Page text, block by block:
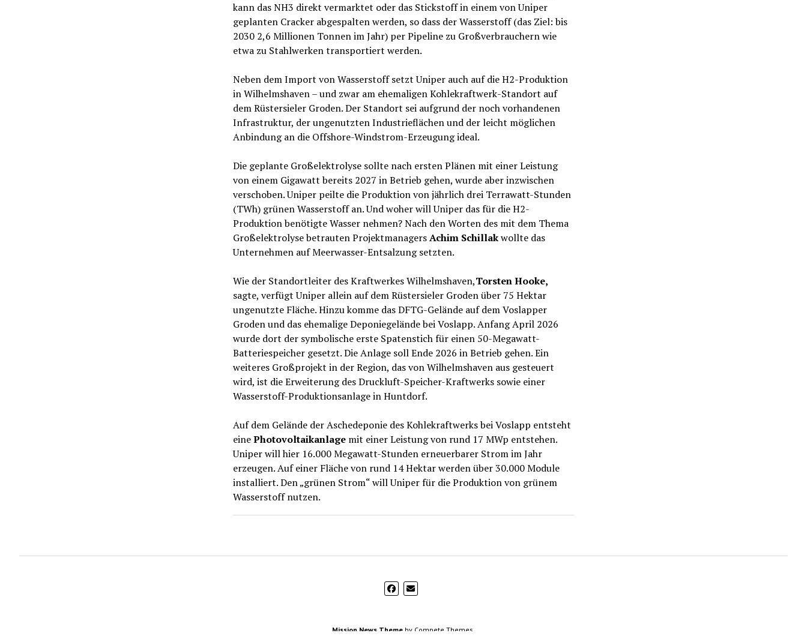
kann das NH3 direkt vermarktet oder das Stickstoff in einem von Uniper
geplanten Cracker abgespalten werden, so dass der Wasserstoff (das Ziel: bis
2030 2,6 Millionen Tonnen im Jahr) per Pipeline zu Großverbrauchern wie
etwa zu Stahlwerken transportiert werden.
Neben dem Import von Wasserstoff setzt Uniper auch auf die H2-Produktion
in Wilhelmshaven – und zwar am ehemaligen Kohlekraftwerk-Standort auf
dem Rüstersieler Groden. Der Standort sei aufgrund der noch vorhandenen
Infrastruktur, der ungenutzten Industrieflächen und der leicht möglichen
Anbindung an die Offshore-Windstrom-Erzeugung ideal.
Die geplante Großelektrolyse sollte nach ersten Plänen mit einer Leistung
von einem Gigawatt bereits 2027 in Betrieb gehen, wurde aber inzwischen
verschoben. Uniper peilte die Produktion von jährlich drei Terrawatt-Stunden
(TWh) grünen Wasserstoff an. Und woher will Uniper das für die H2-
Produktion benötigte Wasser nehmen? Nach den Worten des mit dem Thema
Großelektrolyse betrauten ProjektmanagersAchim Schillakwollte das
Unternehmen auf Meerwasser-Entsalzung setzten.
Wie der Standortleiter des Kraftwerkes Wilhelmshaven,Torsten Hooke,
sagte, verfügt Uniper allein auf dem Rüstersieler Groden über 75 Hektar
ungenutzte Fläche. Hinzu komme das DFTG-Gelände auf dem Voslapper
Groden und das ehemalige Deponiegelände bei Voslapp. Anfang April 2026
wurde dort der symbolische erste Spatenstich für einen 50-Megawatt-
Batteriespeicher gesetzt. Die Anlage soll Ende 2026 in Betrieb gehen. Ein
weiteres Großprojekt in der Region, das von Wilhelmshaven aus gesteuert
wird, ist die Erweiterung des Druckluft-Speicher-Kraftwerks sowie einer
Wasserstoff-Produktionsanlage in Huntdorf.
Auf dem Gelände der Aschedeponie des Kohlekraftwerks bei Voslapp entsteht
einePhotovoltaikanlage mit einer Leistung von rund 17 MWp entstehen.
Uniper will hier 16.000 Megawatt-Stunden erneuerbarer Strom im Jahr
erzeugen. Auf einer Fläche von rund 14 Hektar werden über 30.000 Module
installiert. Den „grünen Strom“ will Uniper für die Produktion von grünem
Wasserstoff nutzen.
Mission News Theme by Compete Themes.